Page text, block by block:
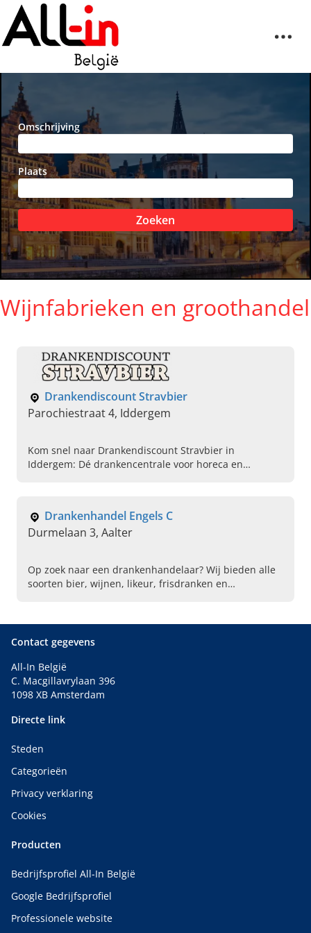
Omschrijving
Plaats
Zoeken
Wijnfabrieken en groothandel
Drankendiscount Stravbier
Parochiestraat 4, Iddergem
Kom snel naar Drankendiscount Stravbier in
Iddergem: Dé drankencentrale voor horeca en
Drankenhandel Engels C
Durmelaan 3, Aalter
Op zoek naar een drankenhandelaar? Wij bieden alle
soorten bier, wijnen, likeur, frisdranken en
Contact gegevens
All-In België
C. Macgillavrylaan 396
1098 XB Amsterdam
Directe link
Steden
Categorieën
Privacy verklaring
Cookies
Producten
Bedrijfsprofiel All-In België
Google Bedrijfsprofiel
Professionele website